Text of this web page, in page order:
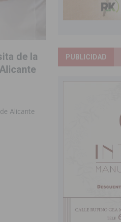
de la
Alicante
PUBLICIDAD